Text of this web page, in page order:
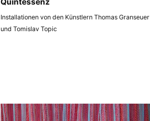
Installationen von den Künstlern Thomas Granseuer
und Tomislav Topic